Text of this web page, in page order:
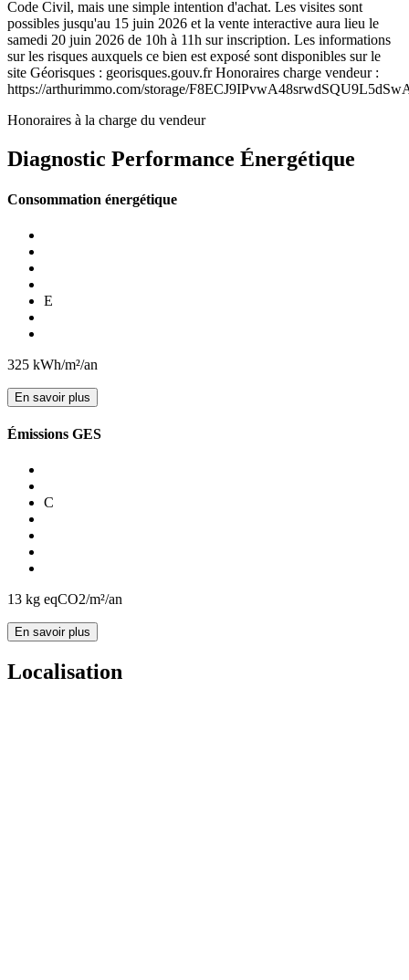
Code Civil, mais une simple intention d'achat. Les visites sont
possibles jusqu'au 15 juin 2026 et la vente interactive aura lieu le
samedi 20 juin 2026 de 10h à 11h sur inscription. Les informations
sur les risques auxquels ce bien est exposé sont disponibles sur le
site Géorisques : georisques.gouv.fr Honoraires charge vendeur :
https://arthurimmo.com/storage/
Honoraires à la charge du vendeur
Diagnostic Performance Énergétique
Consommation énergétique
E
325 kWh/m²/an
En savoir plus
Émissions GES
C
13 kg eqCO2/m²/an
En savoir plus
Localisation